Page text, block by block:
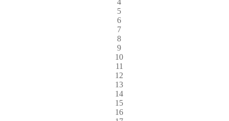
5
6
7
8
9
10
11
12
13
14
15
16